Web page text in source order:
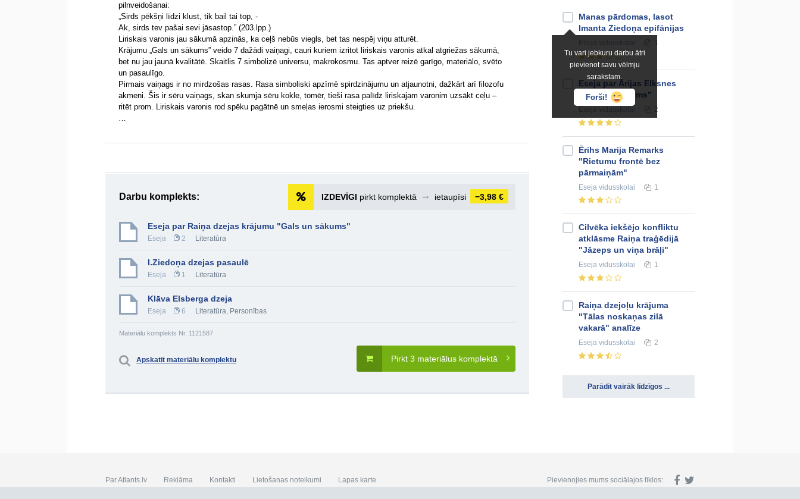
pilnveidošanai:
„Sirds pēkšņi līdzi klust, tik bail tai top, -
Ak, sirds tev pašai sevi jāsastop.” (203.lpp.)
Liriskais varonis jau sākumā apzinās, ka ceļš nebūs viegls, bet tas nespēj viņu atturēt.
Krājumu „Gals un sākums” veido 7 dažādi vaiņagi, cauri kuriem izritot liriskais varonis atkal atgriežas sākumā,
bet nu jau jaunā kvalitātē. Skaitlis 7 simbolizē universu, makrokosmu. Tas aptver reizē garīgo, materiālo, svēto
un pasaulīgo.
Pirmais vaiņags ir no mirdzošas rasas. Rasa simboliski apzīmē spirdzinājumu un atjaunotni, dažkārt arī filozofu
akmeni. Šis ir sēru vaiņags, skan skumja sēru kokle, tomēr, tieši rasa palīdz liriskajam varonim uzsākt ceļu –
ritēt prom. Liriskais varonis rod spēku pagātnē un smeļas ierosmi steigties uz priekšu.
…
Darbu komplekts: IZDEVĪGI pirkt komplektā ➞ ietaupīsi −3,98 €
Eseja par Raiņa dzejas krājumu "Gals un sākums"
Eseja 2 Literatūra
I.Ziedoņa dzejas pasaulē
Eseja 1 Literatūra
Klāva Elsberga dzeja
Eseja 6 Literatūra, Personības
Materiālu komplekts Nr. 1121587
Pirkt 3 materiālus komplektā
Apskatīt materiālu komplektu
Tu vari jebkuru darbu ātri
pievienot savu vēlmju
sarakstam.
Forši!
Manas pārdomas, lasot
Imanta Ziedoņa epifānijas
1
Eseja par Ārijas Elksnes
dzejoli "Klusums"
2
Ērihs Marija Remarks
"Rietumu frontē bez
pārmaiņām"
Eseja vidusskolai 1
Cilvēka iekšējo konfliktu
atklāsme Raiņa traģēdijā
"Jāzeps un viņa brāļi"
Eseja vidusskolai 1
Raiņa dzejoļu krājuma
"Tālas noskaņas zilā
vakarā" analīze
Eseja vidusskolai 2
Parādīt vairāk līdzīgos ...
Par Atlants.lv Reklāma Kontakti Lietošanas noteikumi Lapas karte Pievienojies mums sociālajos tīklos: